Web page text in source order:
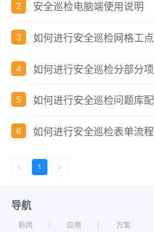
2 安全巡检电脑端使用说明
3 如何进行安全巡检网格工
4 如何进行安全巡检分部分
5 如何进行安全巡检问题库
6 如何进行安全巡检表单流
1
导航
新闻 应用 方案